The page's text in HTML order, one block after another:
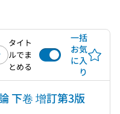
タイト
ルでま
とめる
一括
お気
に入
り
下卷 增訂第3版